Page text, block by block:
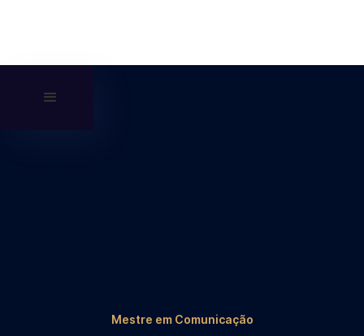
Mestre em Comunicação